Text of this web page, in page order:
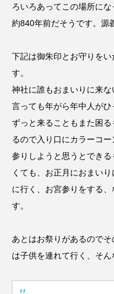
ろいろあってこの場所に
約840年前だそうです。源
下記は御朱印とお守りを
す。
神社に誰もおまいりに来
言っても年がら年中人が
ずっと来ることもまた困
るので入り口にカラーコ
参りしようと思うとでき
くても、お正月におまい
に行く、お宮参りをする
す。
あとはお祭りがあるので
は子供を連れて行く、そん